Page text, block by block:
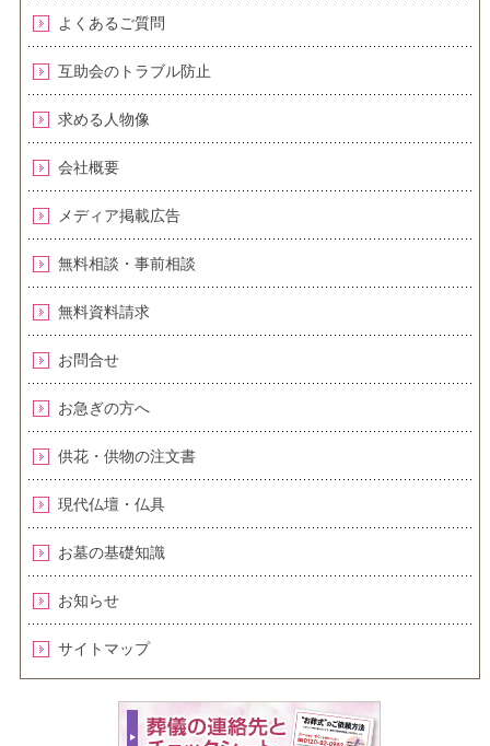
よくあるご質問
互助会のトラブル防止
求める人物像
会社概要
メディア掲載広告
無料相談・事前相談
無料資料請求
お問合せ
お急ぎの方へ
供花・供物の注文書
現代仏壇・仏具
お墓の基礎知識
お知らせ
サイトマップ